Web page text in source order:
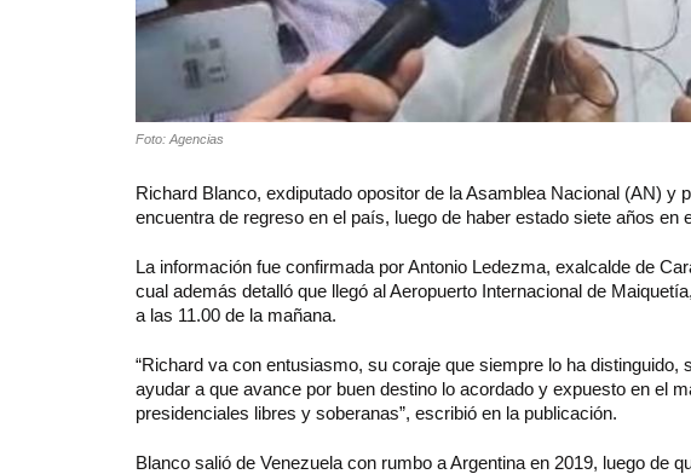
Foto: Agencias
Richard Blanco, exdiputado opositor de la Asamblea Nacional (AN) y
encuentra de regreso en el país, luego de haber estado siete años en
La información fue confirmada por Antonio Ledezma, exalcalde de
cual además detalló que llegó al Aeropuerto Internacional de
a las 11.00 de la mañana.
“Richard va con entusiasmo, su coraje que siempre lo ha distinguido,
ayudar a que avance por buen destino lo acordado y expuesto en el
presidenciales libres y soberanas”, escribió en la publicación.
Blanco salió de Venezuela con rumbo a Argentina en 2019, luego de